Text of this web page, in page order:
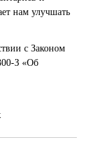
нам улучшать
с Законом
З «Об